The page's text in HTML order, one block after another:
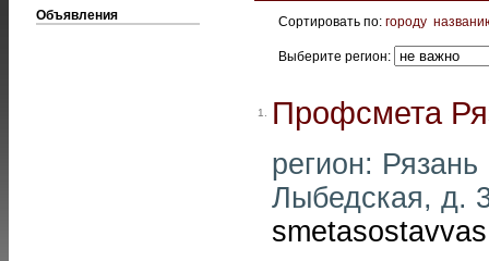
Объявления Сортировать по: городу
Выберите регион:
1. Профсмета
регион:
Лыбедская, д.